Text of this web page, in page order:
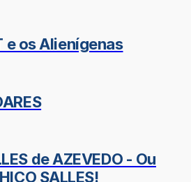
e os Alienígenas
de AZEVEDO - Ou
SALLES!